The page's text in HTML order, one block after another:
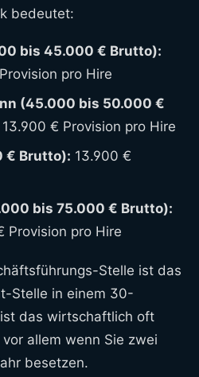
bedeutet:
bis 45.000 € Brutto):
pro Hire
(45.000 bis 50.000 €
€ Provision pro Hire
€ Brutto): 13.900 €
bis 75.000 € Brutto):
Provision pro Hire
Stelle ist das
Stelle in einem 30-
das wirtschaftlich oft
allem wenn Sie zwei
besetzen.